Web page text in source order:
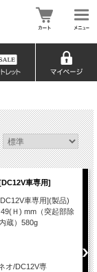
車専用]
車専用](製品)
Ｈ) mm（突起部除
蔵）580g
オ/DC12V専